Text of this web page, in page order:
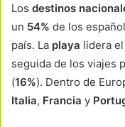
Los destinos
un 54% de los
país. La playa lidera
seguida de los viajes
(16%). Dentro de
Italia, Francia y